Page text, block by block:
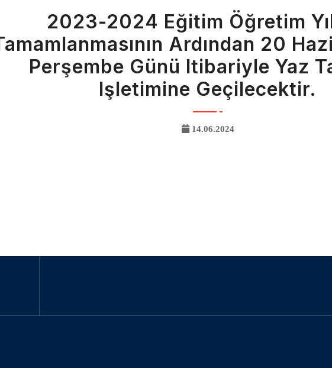
2023-2024 Eğitim Öğretim
Ardından 20
Perşembe Günü Itibariyle Yaz
Işletimine Geçilecektir.
14.06.2024